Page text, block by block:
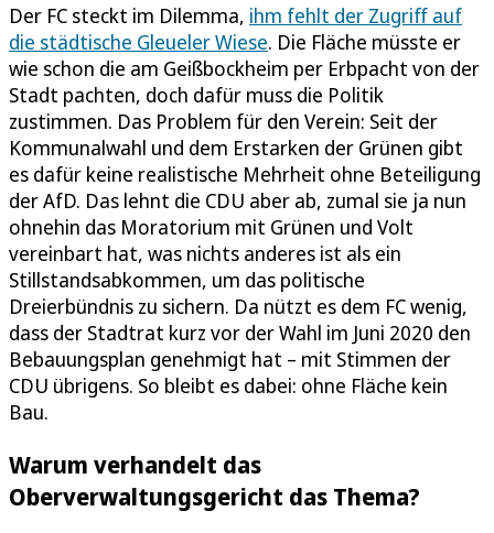
Der FC steckt im Dilemma, ihm fehlt der Zugriff auf
die städtische Gleueler Wiese. Die Fläche müsste er
wie schon die am Geißbockheim per Erbpacht von der
Stadt pachten, doch dafür muss die Politik
zustimmen. Das Problem für den Verein: Seit der
Kommunalwahl und dem Erstarken der Grünen gibt
es dafür keine realistische Mehrheit ohne Beteiligung
der AfD. Das lehnt die CDU aber ab, zumal sie ja nun
ohnehin das Moratorium mit Grünen und Volt
vereinbart hat, was nichts anderes ist als ein
Stillstandsabkommen, um das politische
Dreierbündnis zu sichern. Da nützt es dem FC wenig,
dass der Stadtrat kurz vor der Wahl im Juni 2020 den
Bebauungsplan genehmigt hat – mit Stimmen der
CDU übrigens. So bleibt es dabei: ohne Fläche kein
Bau.
Warum verhandelt das
Oberverwaltungsgericht das Thema?